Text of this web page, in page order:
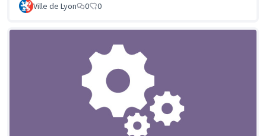
Ville de Lyon 0 0